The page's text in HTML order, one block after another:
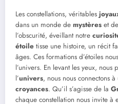
Les constellations, véritables
dans un monde de mystères et de
l’obscurité, éveillant notre
étoile tisse une histoire, un récit
âges. Ces formations d’étoiles
l’univers. En levant les yeux,
l’univers, nous nous connectons
croyances. Qu’il s’agisse de la
chaque constellation nous invite à